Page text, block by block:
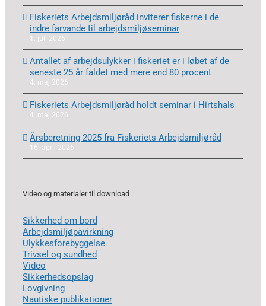
Fiskeriets Arbejdsmiljøråd inviterer fiskerne i de
indre farvande til arbejdsmiljøseminar
1. juli 2026
Antallet af arbejdsulykker i fiskeriet er i løbet af de
seneste 25 år faldet med mere end 80 procent
4. maj 2026
Fiskeriets Arbejdsmiljøråd holdt seminar i Hirtshals
4. maj 2026
Årsberetning 2025 fra Fiskeriets Arbejdsmiljøråd
16. april 2026
Video og materialer til download
Sikkerhed om bord
Arbejdsmiljøpåvirkning
Ulykkesforebyggelse
Trivsel og sundhed
Video
Sikkerhedsopslag
Lovgivning
Nautiske publikationer